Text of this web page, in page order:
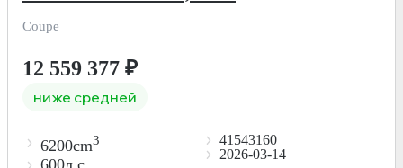
Coupe
12 559 377 ₽
ниже средней
6200cm3
600л.с.
41543160
2026-03-14